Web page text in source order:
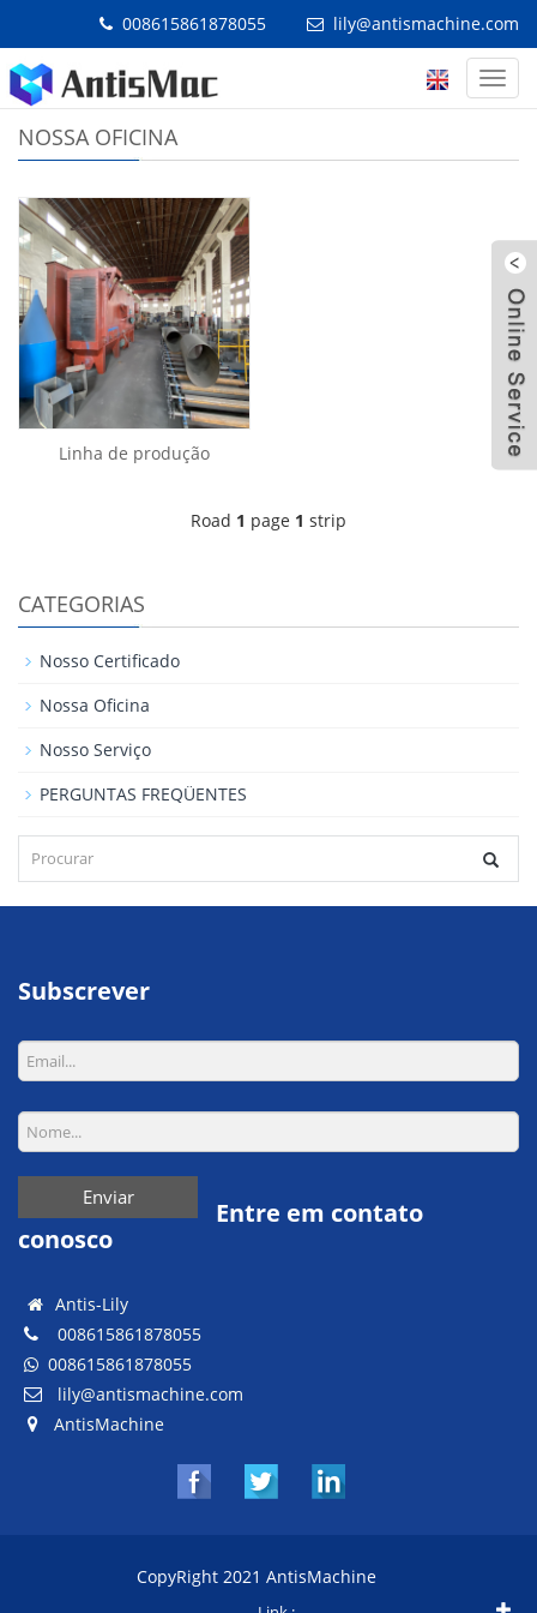
008615861878055 lily@antismachine.com
Experiência de produção antisMachine-40 anos
NOSSA OFICINA
Linha de produção
Road 1 page 1 strip
CATEGORIAS
Nosso Certificado
Nossa Oficina
Nosso Serviço
PERGUNTAS FREQÜENTES
Subscrever
Enviar
Entre em contato
conosco
Antis-Lily
008615861878055
008615861878055
lily@antismachine.com
AntisMachine
CopyRight 2021 AntisMachine